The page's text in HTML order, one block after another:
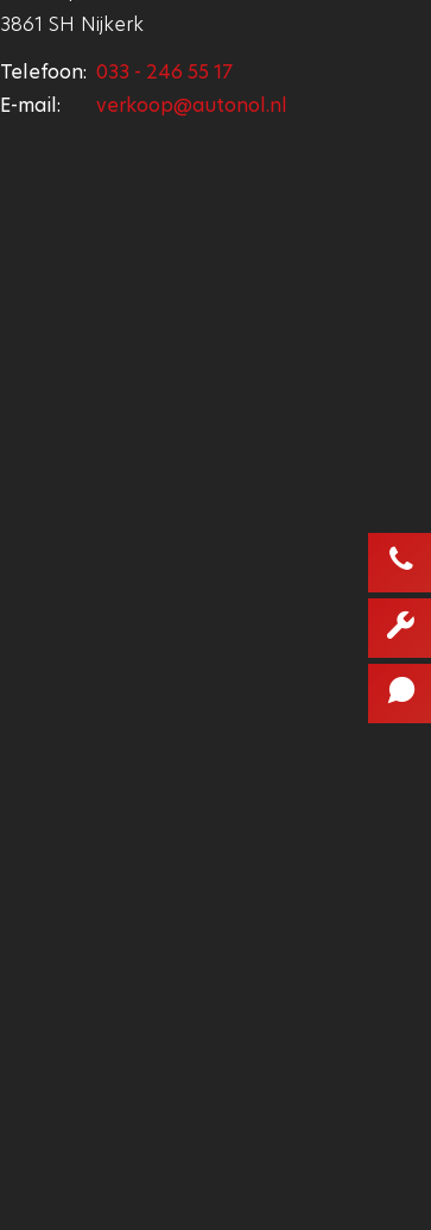
3861 SH Nijkerk
Telefoon: 033 - 246 55 17
E-mail:
verkoop@autonol.nl